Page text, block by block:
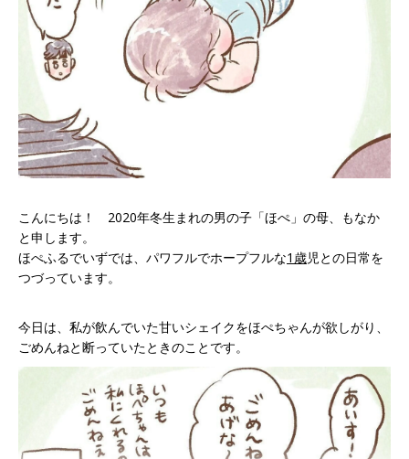
こんにちは！ 2020年冬生まれの男の子「ほぺ」の母、もなか
と申します。
ほぺふるでいずでは、パワフルでホープフルな1歳児との日常を
つづっています。
今日は、私が飲んでいた甘いシェイクをほぺちゃんが欲しがり、
ごめんねと断っていたときのことです。